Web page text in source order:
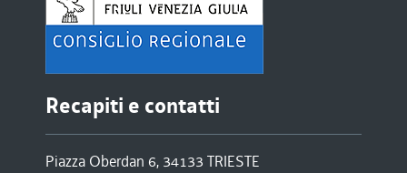
Recapiti e contatti
Piazza Oberdan 6, 34133 TRIESTE